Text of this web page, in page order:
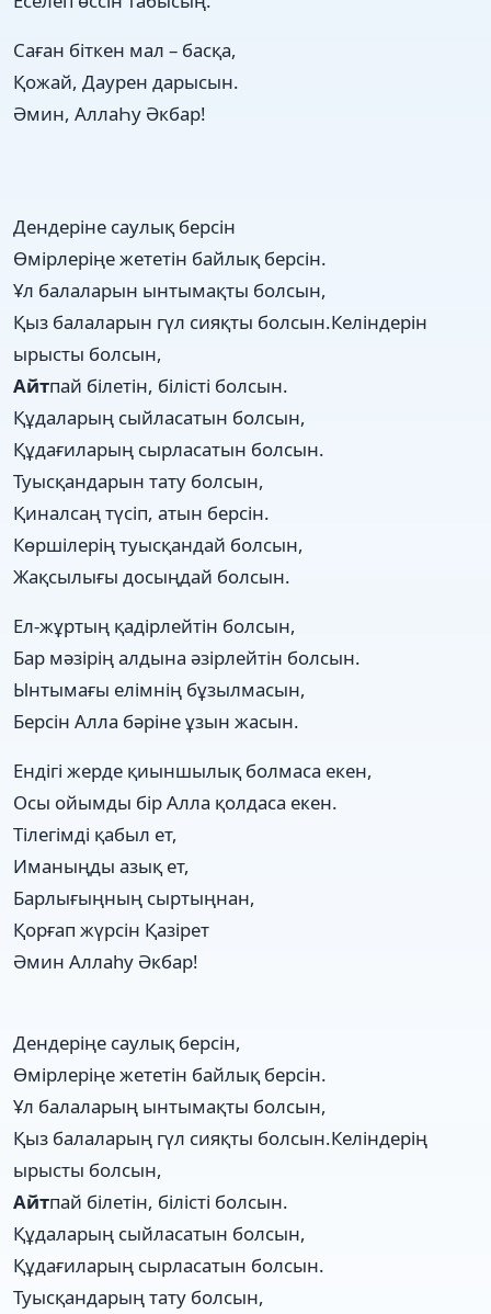
Саған біткен мал – басқа,
Қожай, Даурен дарысын.
Әмин, АллаҺу Әкбар!
Дендеріне саулық берсін
Өмірлеріңе жететін байлық берсін.
Ұл балаларын ынтымақты болсын,
Қыз балаларын гүл сияқты болсын.Келіндерін
ырысты болсын,
Айтпай білетін, білісті болсын.
Құдаларың сыйласатын болсын,
Құдағиларың сырласатын болсын.
Туысқандарын тату болсын,
Қиналсаң түсіп, атын берсін.
Көршілерің туысқандай болсын,
Жақсылығы досыңдай болсын.
Ел-жұртың қадірлейтін болсын,
Бар мәзірің алдына әзірлейтін болсын.
Ынтымағы елімнің бұзылмасын,
Берсін Алла бәріне ұзын жасын.
Ендігі жерде қиыншылық болмаса екен,
Осы ойымды бір Алла қолдаса екен.
Тілегімді қабыл ет,
Иманыңды азық ет,
Барлығыңның сыртыңнан,
Қорғап жүрсін Қазірет
Әмин Аллаһу Әкбар!
Дендеріңе саулық берсін,
Өмірлеріңе жететін байлық берсін.
Ұл балаларың ынтымақты болсын,
Қыз балаларың гүл сияқты болсын.Келіндерің
ырысты болсын,
Айтпай білетін, білісті болсын.
Құдаларың сыйласатын болсын,
Құдағиларың сырласатын болсын.
Туысқандарың тату болсын,